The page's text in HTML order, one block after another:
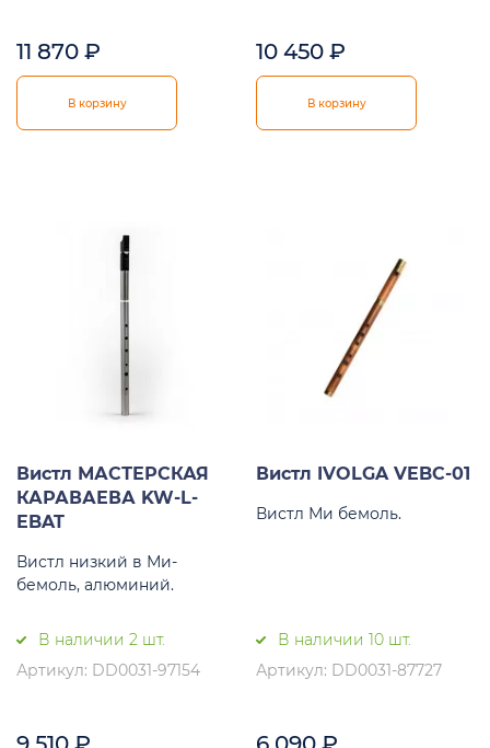
11 870 ₽
В корзину
10 450 ₽
В корзину
Вистл МАСТЕРСКАЯ
КАРАВАЕВА KW-L-
EBAT
Вистл низкий в Ми-
бемоль, алюминий.
В наличии 2 шт.
Артикул: DD0031-97154
Вистл IVOLGA VEBC-01
Вистл Ми бемоль.
В наличии 10 шт.
Артикул: DD0031-87727